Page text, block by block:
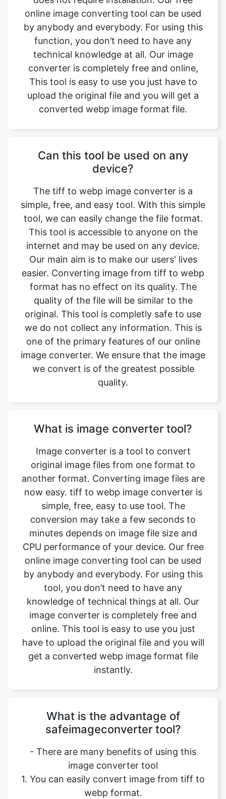
technical knowledge at all. Our image
converter is completely free and online,
This tool is easy to use you just have to
upload the original file and you will get a
converted webp image format file.
Can this tool be used on any
simple, free, and easy tool. With this simple
tool, we can easily change the file format.
This tool is accessible to anyone on the
internet and may be used on any device.
Our main aim is to make our users' lives
easier. Converting image from tiff to webp
format has no effect on its quality. The
quality of the file will be similar to the
original. This tool is completly safe to use
we do not collect any information. This is
one of the primary features of our online
image converter. We ensure that the image
we convert is of the greatest possible
quality.
What is image converter tool?
original image files from one format to
another format. Converting image files are
now easy. tiff to webp image converter is
simple, free, easy to use tool. The
conversion may take a few seconds to
minutes depends on image file size and
CPU performance of your device. Our free
online image converting tool can be used
by anybody and everybody. For using this
tool, you don’t need to have any
knowledge of technical things at all. Our
image converter is completely free and
online. This tool is easy to use you just
have to upload the original file and you will
get a converted webp image format file
instantly.
What is the advantage of
image converter tool
1. You can easily convert image from tiff to
webp format.
2. It saves our time and time is a very
important part of our life.
3. It decreases the chance of mistakes.